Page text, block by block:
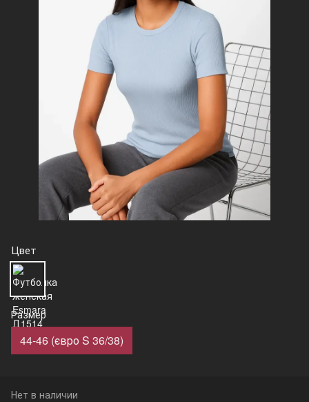
Цвет
Размер
44-46 (євро S 36/38)
Нет в наличии